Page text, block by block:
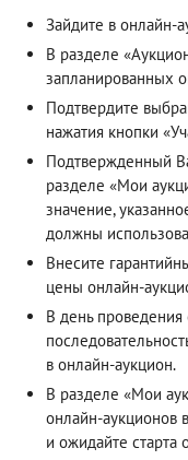
Зайдите в онлайн-
В разделе
запланированных
Подтвердите
нажатия кнопки
Подтвержденный
разделе «Мои
значение,
должны
Внесите
цены онлайн-
В день
в онлайн-аукцион.
В разделе «Мои
онлайн-аукционов
и ожидайте старта